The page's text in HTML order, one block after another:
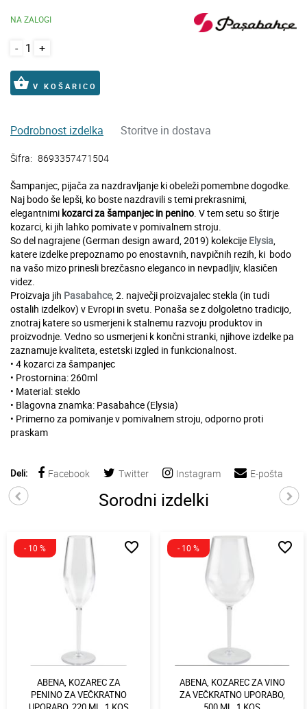
NA ZALOGI
- +
shopping_basket V KOŠARICO
Podrobnost izdelka Storitve in dostava
Šifra: 8693357471504
Šampanjec, pijača za nazdravljanje ki obeleži pomembne dogodke.
Naj bodo še lepši, ko boste nazdravili s temi prekrasnimi,
elegantnimi kozarci za šampanjec in penino. V tem setu so štirje
kozarci, ki jih lahko pomivate v pomivalnem stroju.
So del nagrajene (German design award, 2019) kolekcije Elysia,
katere izdelke prepoznamo po enostavnih, navpičnih rezih, ki bodo
na vašo mizo prinesli brezčasno eleganco in nevpadljiv, klasičen
videz.
Proizvaja jih Pasabahce, 2. največji proizvajalec stekla (in tudi
ostalih izdelkov) v Evropi in svetu. Ponaša se z dolgoletno tradicijo,
znotraj katere so usmerjeni k stalnemu razvoju produktov in
proizvodnje. Vedno so usmerjeni k končni stranki, njihove izdelke pa
zaznamuje kvaliteta, estetski izgled in funkcionalnost.
• 4 kozarci za šampanjec
• Prostornina: 260ml
• Material: steklo
• Blagovna znamka: Pasabahce (Elysia)
• Primerno za pomivanje v pomivalnem stroju, odporno proti
praskam
Deli: Facebook Twitter Instagram E-pošta
Sorodni izdelki
- 10 % favorite_border
ABENA, KOZAREC ZA
PENINO ZA VEČKRATNO
- 10 % favorite_border
ABENA, KOZAREC ZA VINO
ZA VEČKRATNO UPORABO,